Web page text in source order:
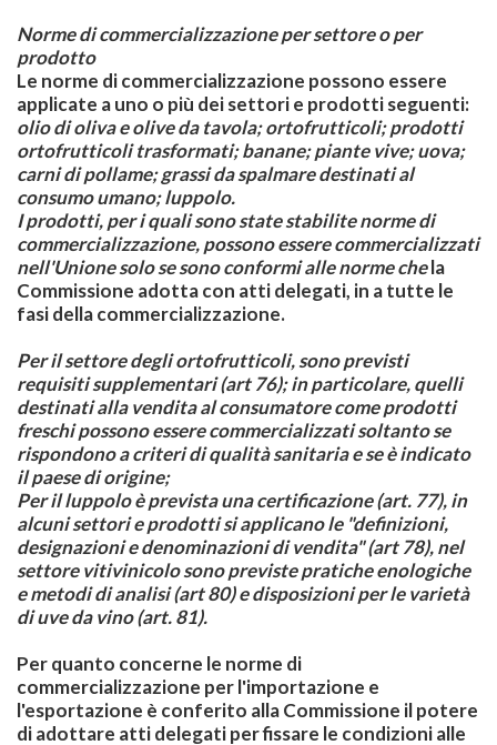
Norme di commercializzazione per settore o per
prodotto
Le norme di commercializzazione possono essere
applicate a uno o più dei settori e prodotti seguenti:
olio di oliva e olive da tavola; ortofrutticoli; prodotti
ortofrutticoli trasformati; banane; piante vive; uova;
carni di pollame; grassi da spalmare destinati al
consumo umano; luppolo.
I prodotti, per i quali sono state stabilite norme di
commercializzazione, possono essere commercializzati
nell'Unione solo se sono conformi alle norme chela
Commissione adotta con atti delegati, in a tutte le
fasi della commercializzazione.
Per il settore degli ortofrutticoli, sono previsti
requisiti supplementari (art 76); in particolare, quelli
destinati alla vendita al consumatore come prodotti
freschi possono essere commercializzati soltanto se
rispondono a criteri di qualità sanitaria e se è indicato
il paese di origine;
Per il luppolo è prevista una certificazione (art. 77), in
alcuni settori e prodotti si applicano le "definizioni,
designazioni e denominazioni di vendita" (art 78), nel
settore vitivinicolo sono previste pratiche enologiche
e metodi di analisi (art 80) e disposizioni per le varietà
di uve da vino (art. 81).
Per quanto concerne le norme di
commercializzazione per l'importazione e
l'esportazione è conferito alla Commissione il potere
di adottare atti delegati per fissare le condizioni alle